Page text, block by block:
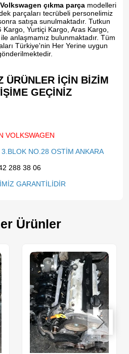
Volkswagen çıkma parçamodelleri
parçaları tecrübeli personelimiz
satışa sunulmaktadır. Tutkun
Yurtiçi Kargo, Aras Kargo,
anlaşmamız bulunmaktadır. Tüm
Türkiye'nin Her Yerine uygun
ÜRÜNLER İÇİN BİZİM
GEÇİNİZ​
VOLKSWAGEN
NO.28 OSTİM ANKARA
288 38 06
GARANTİLİDİR
Ürünler